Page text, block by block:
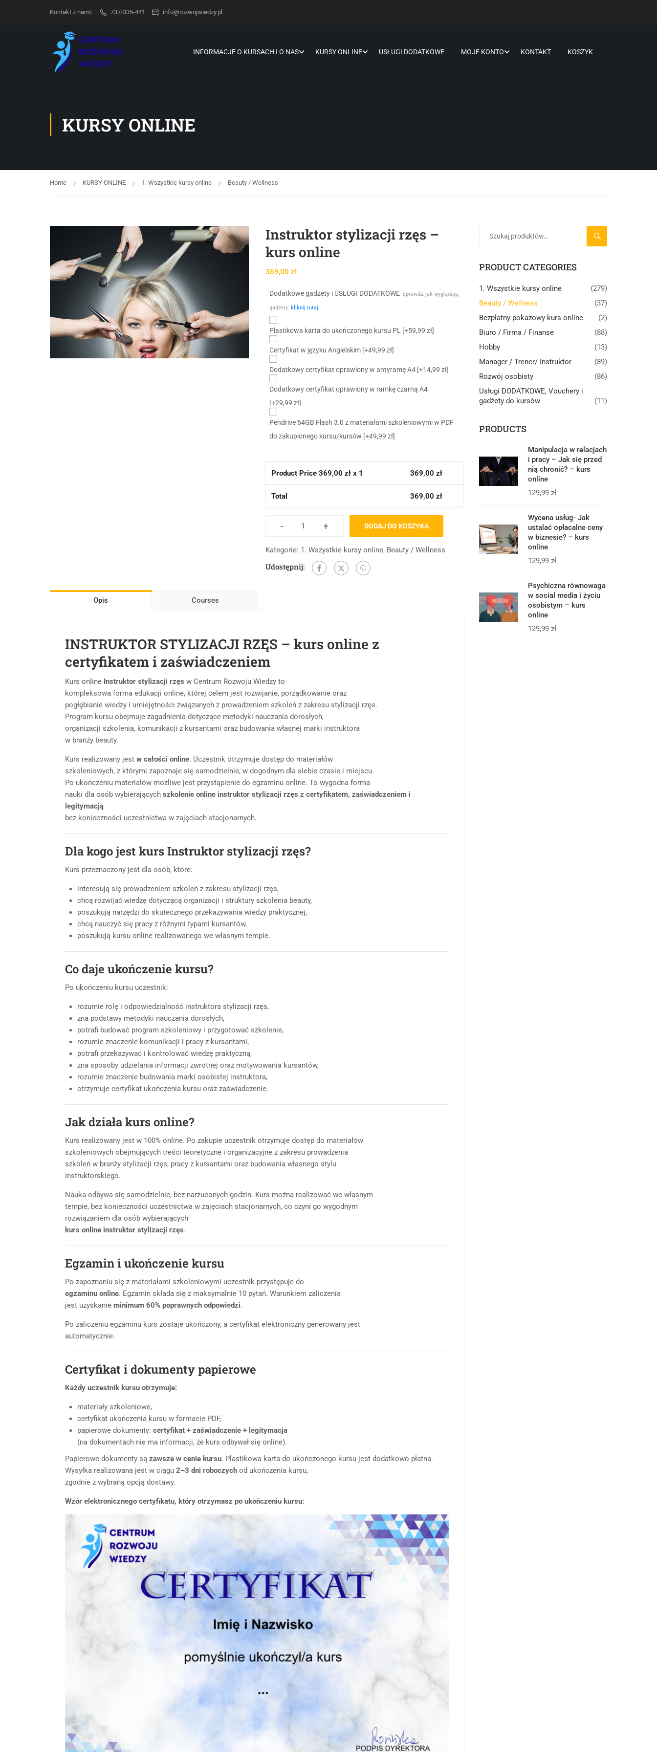
Kontakt z nami: 737-335-441 info@rozwojwiedzy.pl
INFORMACJE O KURSACH I O NAS KURSY ONLINE USŁUGI DODATKOWE MOJE KONTO KONTAKT KOSZYK
KURSY ONLINE
Home KURSY ONLINE 1. Wszystkie kursy online Beauty / Wellness
Instruktor stylizacji rzęs –
kurs online
369,00 zł
Dodatkowe gadżety i USŁUGI DODATKOWE Sprawdź, jak wyglądają
gadżety: kliknij tutaj
Plastikowa karta do ukończonego kursu PL [+59,99 zł]
Certyfikat w języku Angielskim [+49,99 zł]
Dodatkowy certyfikat oprawiony w antyramę A4 [+14,99 zł]
Dodatkowy certyfikat oprawiony w ramkę czarną A4
[+29,99 zł]
Pendrive 64GB Flash 3.0 z materiałami szkoleniowymi w PDF
do zakupionego kursu/kursów [+49,99 zł]
Product Price 369,00 zł x 1 369,00 zł
Total 369,00 zł
- + DODAJ DO KOSZYKA
Kategorie: 1. Wszystkie kursy online, Beauty / Wellness
Udostępnij:
Opis Courses
INSTRUKTOR STYLIZACJI RZĘS – kurs online z
certyfikatem i zaświadczeniem
Kurs online Instruktor stylizacji rzęs w Centrum Rozwoju Wiedzy to
kompleksowa forma edukacji online, której celem jest rozwijanie, porządkowanie oraz
pogłębianie wiedzy i umiejętności związanych z prowadzeniem szkoleń z zakresu stylizacji rzęs.
Program kursu obejmuje zagadnienia dotyczące metodyki nauczania dorosłych,
organizacji szkolenia, komunikacji z kursantami oraz budowania własnej marki instruktora
w branży beauty.
Kurs realizowany jest w całości online. Uczestnik otrzymuje dostęp do materiałów
szkoleniowych, z którymi zapoznaje się samodzielnie, w dogodnym dla siebie czasie i miejscu.
Po ukończeniu materiałów możliwe jest przystąpienie do egzaminu online. To wygodna forma
nauki dla osób wybierających szkolenie online instruktor stylizacji rzęs z certyfikatem, zaświadczeniem i
legitymacją
bez konieczności uczestnictwa w zajęciach stacjonarnych.
Dla kogo jest kurs Instruktor stylizacji rzęs?
Kurs przeznaczony jest dla osób, które:
interesują się prowadzeniem szkoleń z zakresu stylizacji rzęs,
chcą rozwijać wiedzę dotyczącą organizacji i struktury szkolenia beauty,
poszukują narzędzi do skutecznego przekazywania wiedzy praktycznej,
chcą nauczyć się pracy z różnymi typami kursantów,
poszukują kursu online realizowanego we własnym tempie.
Co daje ukończenie kursu?
Po ukończeniu kursu uczestnik:
rozumie rolę i odpowiedzialność instruktora stylizacji rzęs,
zna podstawy metodyki nauczania dorosłych,
potrafi budować program szkoleniowy i przygotować szkolenie,
rozumie znaczenie komunikacji i pracy z kursantami,
potrafi przekazywać i kontrolować wiedzę praktyczną,
zna sposoby udzielania informacji zwrotnej oraz motywowania kursantów,
rozumie znaczenie budowania marki osobistej instruktora,
otrzymuje certyfikat ukończenia kursu oraz zaświadczenie.
Jak działa kurs online?
Kurs realizowany jest w 100% online. Po zakupie uczestnik otrzymuje dostęp do materiałów
szkoleniowych obejmujących treści teoretyczne i organizacyjne z zakresu prowadzenia
szkoleń w branży stylizacji rzęs, pracy z kursantami oraz budowania własnego stylu
instruktorskiego.
Nauka odbywa się samodzielnie, bez narzuconych godzin. Kurs można realizować we własnym
tempie, bez konieczności uczestnictwa w zajęciach stacjonarnych, co czyni go wygodnym
rozwiązaniem dla osób wybierających
kurs online instruktor stylizacji rzęs.
Egzamin i ukończenie kursu
Po zapoznaniu się z materiałami szkoleniowymi uczestnik przystępuje do
egzaminu online. Egzamin składa się z maksymalnie 10 pytań. Warunkiem zaliczenia
jest uzyskanie minimum 60% poprawnych odpowiedzi.
Po zaliczeniu egzaminu kurs zostaje ukończony, a certyfikat elektroniczny generowany jest
automatycznie.
Certyfikat i dokumenty papierowe
Każdy uczestnik kursu otrzymuje:
materiały szkoleniowe,
certyfikat ukończenia kursu w formacie PDF,
papierowe dokumenty: certyfikat + zaświadczenie + legitymacja
(na dokumentach nie ma informacji, że kurs odbywał się online).
Papierowe dokumenty są zawsze w cenie kursu. Plastikowa karta do ukończonego kursu jest dodatkowo płatna.
Wysyłka realizowana jest w ciągu 2–3 dni roboczych od ukończenia kursu,
zgodnie z wybraną opcją dostawy.
Wzór elektronicznego certyfikatu, który otrzymasz po ukończeniu kursu:
SZUKAJ
PRODUCT CATEGORIES
1. Wszystkie kursy online
(279)
Beauty / Wellness
(37)
Bezpłatny pokazowy kurs online
(2)
Biuro / Firma / Finanse
(88)
Hobby
(13)
Manager / Trener/ Instruktor
(89)
Rozwój osobisty
(86)
Usługi DODATKOWE, Vouchery i
gadżety do kursów
(11)
PRODUCTS
Manipulacja w relacjach
i pracy – Jak się przed
nią chronić? – kurs
online
129,99 zł
Wycena usług- Jak
ustalać opłacalne ceny
w biznesie? – kurs
online
129,99 zł
Psychiczna równowaga
w social media i życiu
osobistym – kurs
online
129,99 zł